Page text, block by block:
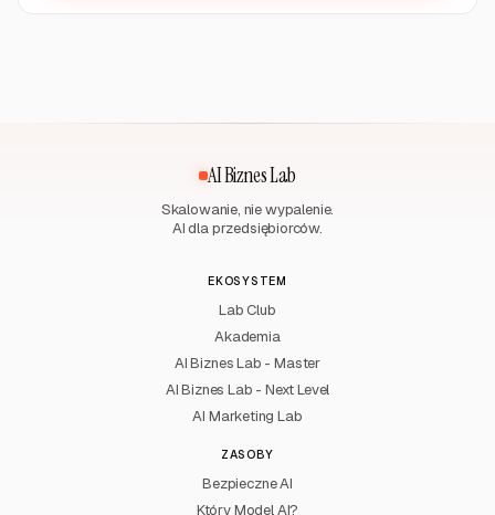
AI Biznes Lab
Skalowanie, nie wypalenie.
AI dla przedsiębiorców.
EKOSYSTEM
Lab Club
Akademia
AI Biznes Lab - Master
AI Biznes Lab - Next Level
AI Marketing Lab
ZASOBY
Bezpieczne AI
Który Model AI?